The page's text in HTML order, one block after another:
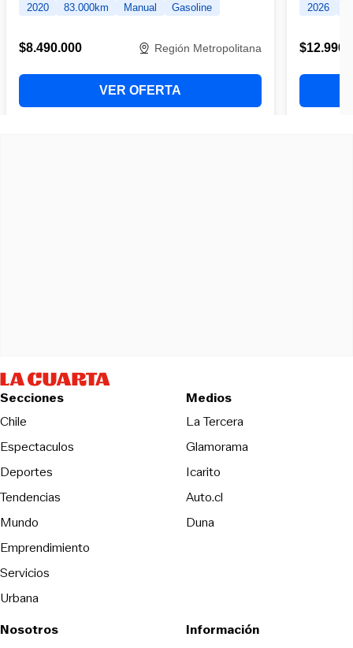
Secciones
Chile
Espectaculos
Deportes
Tendencias
Mundo
Emprendimiento
Servicios
Urbana
Medios
La TerceraOpens in new
Glamorama
Icarito
Auto.cl
DunaOpens in new window
Nosotros
Información